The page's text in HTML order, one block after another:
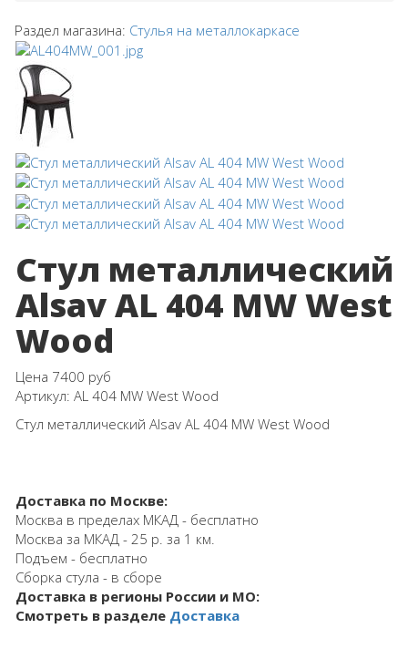
Раздел магазина: Стулья на металлокаркасе
Стул металлический
Alsav AL 404 МW West
Wood
Цена 7400 руб
Артикул: AL 404 МW West Wood
Стул металлический Alsav AL 404 МW West Wood
Доставка по Москве:
Москва в пределах МКАД - бесплатно
Москва за МКАД - 25 р. за 1 км.
Подъем - бесплатно
Сборка стула - в сборе
Доставка в регионы России и МО:
Смотреть в разделе Доставка